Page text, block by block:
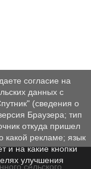
сельского
согласие на
данных с
(сведения о
Браузера; тип
откуда пришел
какой рекламе; язык
и на какие кнопки
улучшения